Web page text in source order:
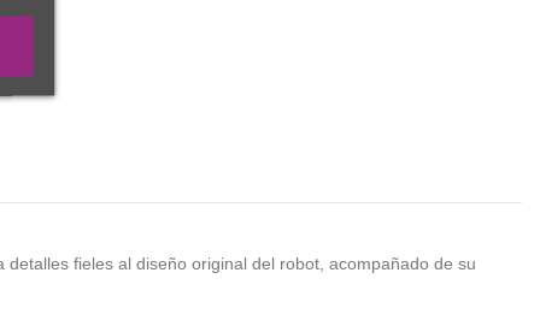
detalles fieles al diseño original del robot, acompañado de su